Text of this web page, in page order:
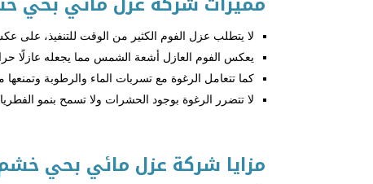
لا يتطلب عزل الفوم الكثير من الوقت للتنفيذ، على
يعكس الفوم العازل أشعة الشمس مما يجعله عازلًا
كما تتعامل الرغوة مع تسربات الماء والرطوبة وتمنعها
لا تتضرر الرغوة بوجود الحشرات ولا تسمح بنمو
مزايا شركة عزل مائي بحي